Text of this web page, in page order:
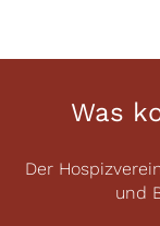
Was
Der
und